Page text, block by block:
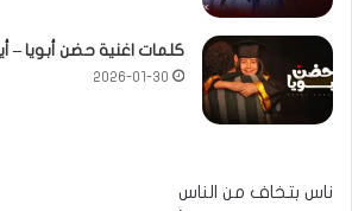
كلمات اغنية حضن أبويا –
2026-01-30
ناس بتخاف من الناس